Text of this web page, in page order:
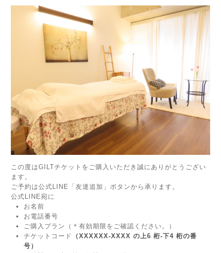
この度はGILTチケットをご購入いただき誠にありがとうござい
ます。
ご予約は公式LINE「友達追加」ボタンから承ります。
公式LINE宛に
お名前
お電話番号
ご購入プラン（＊有効期限をご確認ください。）
チケットコード
（XXXXXX-XXXX の上6 桁-下4 桁の番
号）